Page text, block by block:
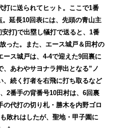
打に送られてヒット。ここで1番
延長10回表には、先頭の青山主
打)で出塁し犠打で送ると、1番
った。また、エース城戸＆田村の
ース城戸は、4-4で迎えた9回裏に
あわやサヨナラ押出となる”ノ
、続く打者を右飛に打ち取るなど
2番手の背番号10田村は、6回裏
代打の切り札・勝木を内野ゴロ
敗れはしたが、聖地・甲子園に